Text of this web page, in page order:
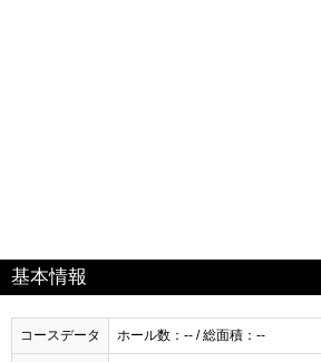
基本情報
コースデータ ホール数：-- / 総面積：--